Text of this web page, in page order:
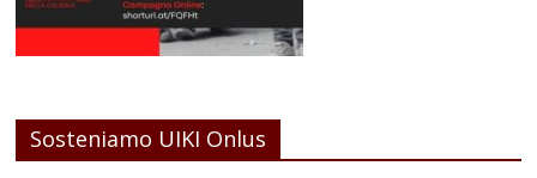
Sosteniamo UIKI Onlus